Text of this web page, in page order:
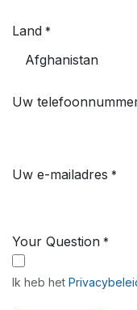
Land *
Uw
Uw e-mailadres *
Your Question *
Ik heb het